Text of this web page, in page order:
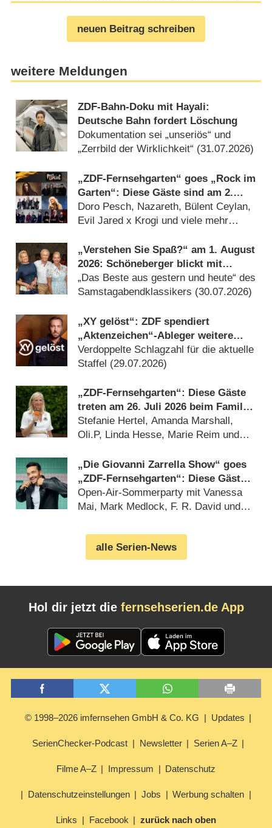
neuen Beitrag schreiben
weitere Meldungen
ZDF-Bahn-Doku mit Hayali:
Deutsche Bahn fordert Löschung
Dokumentation sei „unseriös“ und
„Zerrbild der Wirklichkeit“ (31.07.2026)
„ZDF-Fernsehgarten“ goes „Rock im
Garten“: Diese Gäste sind am 2.
August 2026 dabei
Doro Pesch, Nazareth, Bülent Ceylan,
Evil Jared x Krogi und viele mehr
„Verstehen Sie Spaß?“ am 1. August
2026: Schöneberger blickt mit
Kiewel und Kraus zurück
„Das Beste aus gestern und heute“ des
Samstagabendklassikers (30.07.2026)
„XY gelöst“: ZDF spendiert
„Aktenzeichen“-Ableger weitere
Fälle
Verdoppelte Schlagzahl für die aktuelle
Staffel (29.07.2026)
„ZDF-Fernsehgarten“: Diese Gäste
treten am 26. Juli 2026 beim Family
Battle auf
Stefanie Hertel, Amanda Marshall,
Oli.P, Linda Hesse, Marie Reim und
„Die Giovanni Zarrella Show“ goes
„ZDF-Fernsehgarten“: Diese Gäste
sind am 29. August 2026 dabei
Open-Air-Sommerparty mit Vanessa
Mai, Mark Medlock, F. R. David und
alle Serien-News
Hol dir jetzt die fernsehserien.de App
© 1998–2026 imfernsehen GmbH & Co. KG Updates
SerienChecker-Podcast Newsletter Serien A–Z
Filme A–Z Impressum Datenschutz
Datenschutzeinstellungen Jobs Werbung schalten
Links Facebook zurück nach oben